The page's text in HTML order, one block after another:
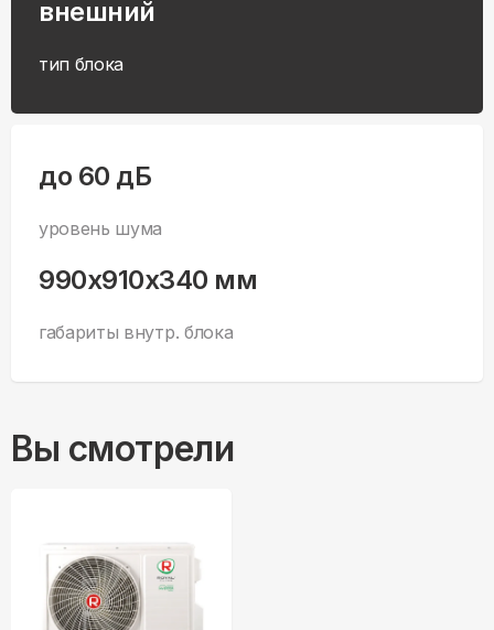
внешний
тип блока
до 60 дБ
уровень шума
990x910x340 мм
габариты внутр. блока
Вы смотрели